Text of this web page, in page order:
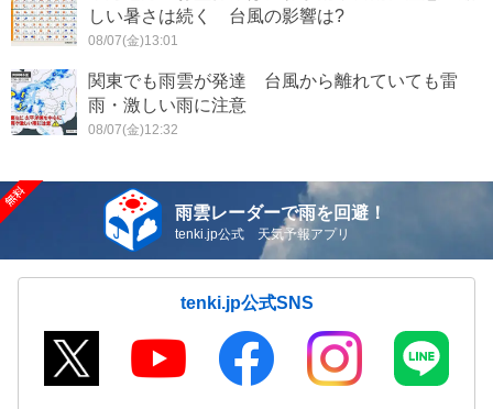
しい暑さは続く 台風の影響は?
08/07(金)13:01
関東でも雨雲が発達 台風から離れていても雷
雨・激しい雨に注意
08/07(金)12:32
雨雲レーダーで雨を回避！
tenki.jp公式 天気予報アプリ
tenki.jp公式SNS